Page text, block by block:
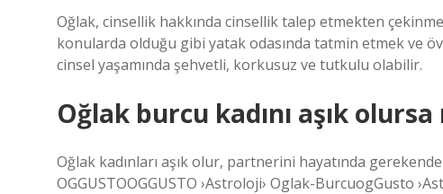
Oğlak, cinsellik hakkında cinsellik talep etmekten
konularda olduğu gibi yatak odasında tatmin etmek ve
cinsel yaşamında şehvetli, korkusuz ve tutkulu olabilir.
Oğlak burcu kadını aşık olursa
Oğlak kadınları aşık olur, partnerini hayatında
OGGUSTOOGGUSTO ›Astroloji› Oglak-BurcuogGusto